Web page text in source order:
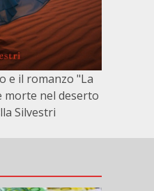
e il romanzo "La
morte nel deserto
Silvestri